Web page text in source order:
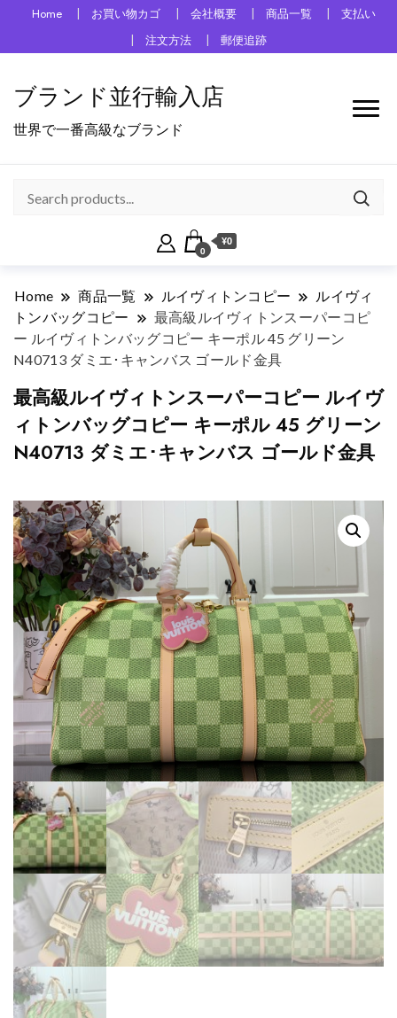
Home お買い物カゴ 会社概要 商品一覧
支払い
注文方法
郵便追跡
ブランド並行輸入店
世界で一番高級なブランド
0
¥0
Home 商品一覧 ルイヴィトンコピー
ルイヴィ
トンバッグコピー
最高級ルイヴィトンスーパーコピ
ー ルイヴィトンバッグコピー キーポル 45 グリーン
N40713 ダミエ･キャンバス ゴールド金具
最高級ルイヴィトンスーパーコピー ルイヴ
ィトンバッグコピー キーポル 45 グリーン
N40713 ダミエ･キャンバス ゴールド金具